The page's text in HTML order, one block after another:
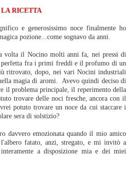
LA RICETTA
e generosissimo noce finalmente ho
pozione...come sognavo da anni.
volta il Nocino molti anni fa, nei pressi di
perfetta fra i primi freddi e il profumo di un
ritrovato, dopo, nei vari Nocini industriali
magia di aromi. Avevo quindi deciso di
il problema principale, il reperimento della
trovare delle noci fresche, ancora con il
potuto trovare un noce da cui staccare i
sera di solstizio?
davvero emozionata quando il mio amico
fatato, anzi, stregato, e mi invitò a
a disposizione mia e dei miei